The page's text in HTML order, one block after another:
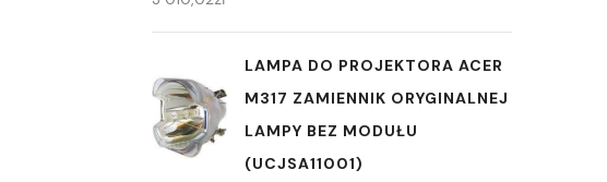
LAMPA DO PROJEKTORA ACER
M317 ZAMIENNIK ORYGINALNEJ
LAMPY BEZ MODUŁU
(UCJSA11001)